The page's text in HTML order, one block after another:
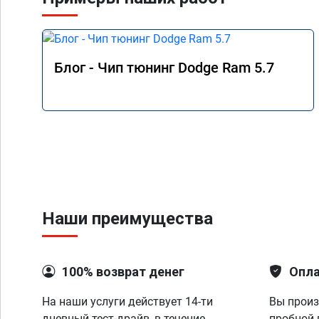
работой доволен.
Блог - Чип тюнинг Dodge Ram 5.7
Наши преимущества
100% возврат денег
На наши услуги действует 14-ти
Вы